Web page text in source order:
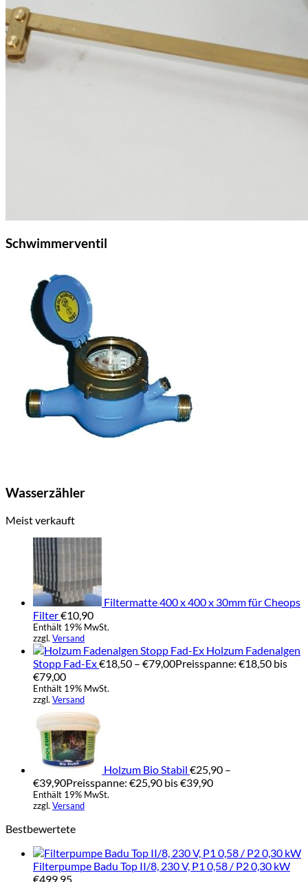
Schwimmerventil
Wasserzähler
Meist verkauft
Filtermatte 400 x 400 x 30mm für Cheops
Filter€10,90
Enthält 19% MwSt.
zzgl. Versand
Holzum Fadenalgen
Stopp Fad-Ex€18,50 – €79,00Preisspanne: €18,50 bis
€79,00
Enthält 19% MwSt.
zzgl. Versand
Holzum Bio Stabil €25,90 –
€39,90Preisspanne: €25,90 bis €39,90
Enthält 19% MwSt.
zzgl. Versand
Bestbewertete
Filterpumpe Badu Top II/8, 230 V, P1 0,58 / P2 0,30 kW
€499,95